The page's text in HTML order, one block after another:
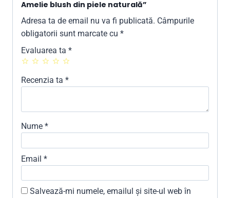
Amelie blush din piele naturală”
Adresa ta de email nu va fi publicată. Câmpurile
obligatorii sunt marcate cu *
Evaluarea ta *
Recenzia ta *
Nume *
Email *
Salvează-mi numele, emailul și site-ul web în